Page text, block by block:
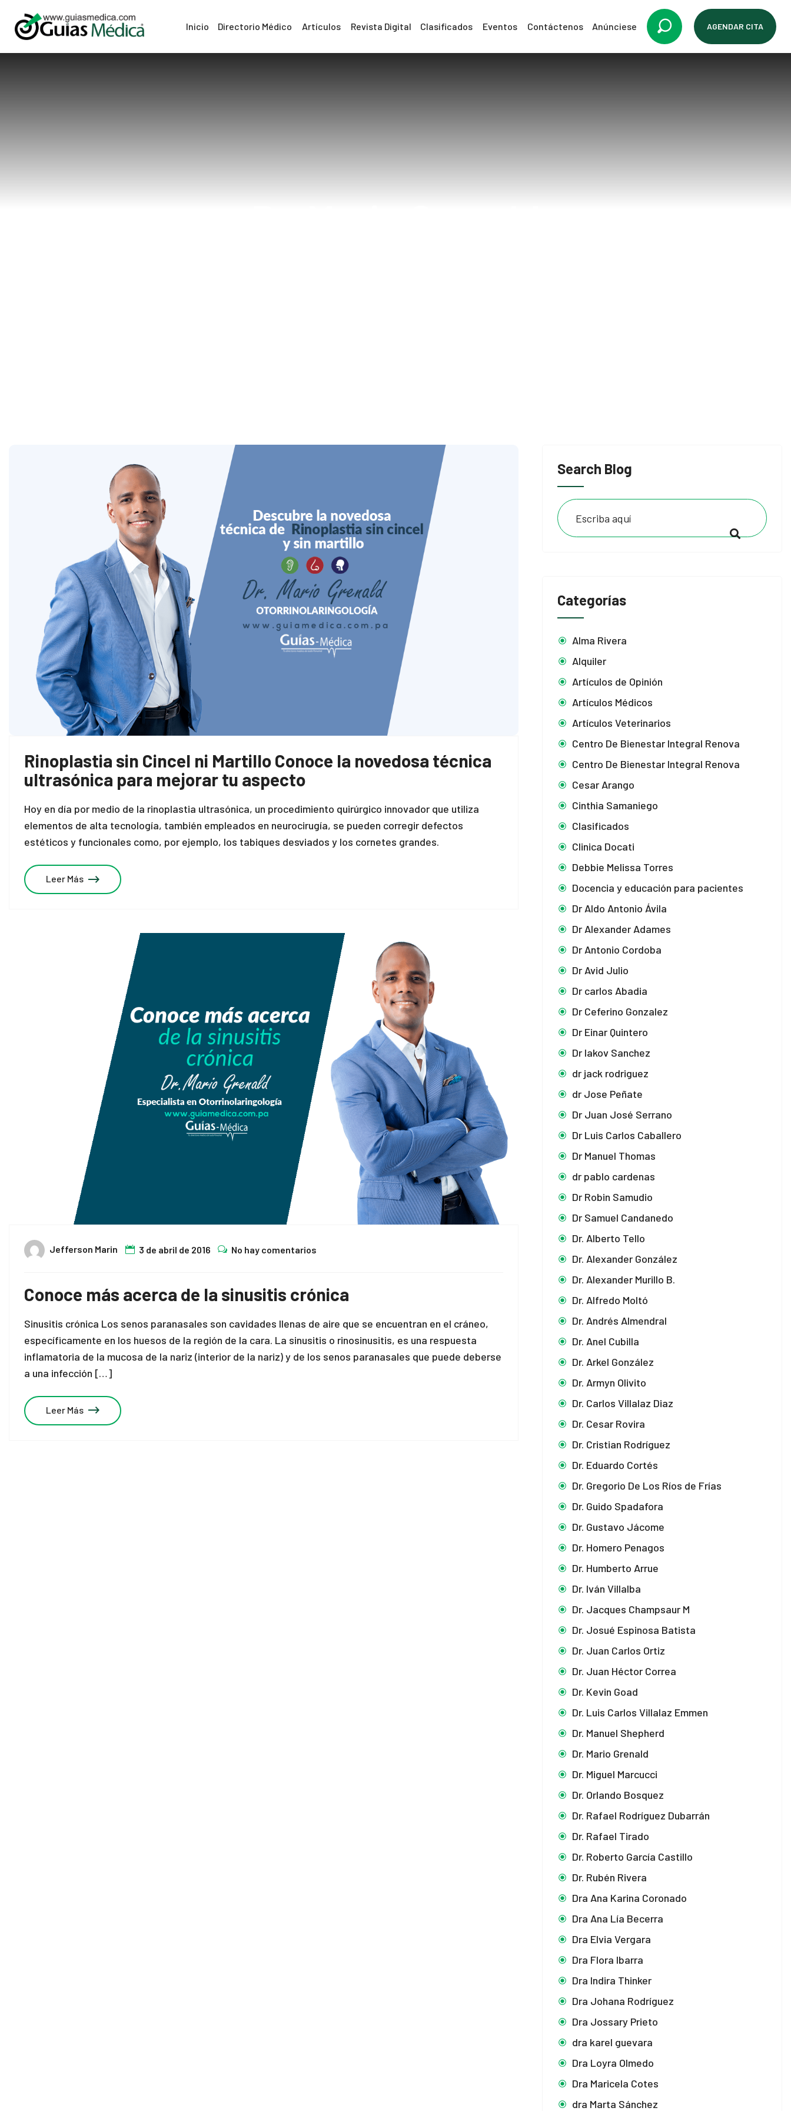
Inicio Directorio Médico Artículos Revista Digital Clasificados Eventos Contáctenos Anúnciese AGENDAR CITA
Search Blog
Categorías
Alma Rivera
Alquiler
Artículos de Opinión
Artículos Médicos
Artículos Veterinarios
Centro De Bienestar Integral Renova
Centro De Bienestar Integral Renova
Cesar Arango
Cinthia Samaniego
Clasificados
Clinica Docati
Debbie Melissa Torres
Docencia y educación para pacientes
Dr Aldo Antonio Ávila
Dr Alexander Adames
Dr Antonio Cordoba
Dr Avid Julio
Dr carlos Abadia
Dr Ceferino Gonzalez
Dr Einar Quintero
Dr Iakov Sanchez
dr jack rodriguez
dr Jose Peñate
Dr Juan José Serrano
Dr Luis Carlos Caballero
Dr Manuel Thomas
dr pablo cardenas
Dr Robin Samudio
Dr Samuel Candanedo
Dr. Alberto Tello
Dr. Alexander González
Dr. Alexander Murillo B.
Dr. Alfredo Moltó
Dr. Andrés Almendral
Dr. Anel Cubilla
Dr. Arkel González
Dr. Armyn Olivito
Dr. Carlos Villalaz Diaz
Dr. Cesar Rovira
Dr. Cristian Rodríguez
Dr. Eduardo Cortés
Dr. Gregorio De Los Ríos de Frías
Dr. Guido Spadafora
Dr. Gustavo Jácome
Dr. Homero Penagos
Dr. Humberto Arrue
Dr. Iván Villalba
Dr. Jacques Champsaur M
Dr. Josué Espinosa Batista
Dr. Juan Carlos Ortiz
Dr. Juan Héctor Correa
Dr. Kevin Goad
Dr. Luis Carlos Villalaz Emmen
Dr. Manuel Shepherd
Dr. Mario Grenald
Dr. Miguel Marcucci
Dr. Orlando Bosquez
Dr. Rafael Rodríguez Dubarrán
Dr. Rafael Tirado
Dr. Roberto García Castillo
Dr. Rubén Rivera
Dra Ana Karina Coronado
Dra Ana Lía Becerra
Dra Elvia Vergara
Dra Flora Ibarra
Dra Indira Thinker
Dra Johana Rodríguez
Dra Jossary Prieto
dra karel guevara
Dra Loyra Olmedo
Dra Maricela Cotes
dra Marta Sánchez
Rinoplastia sin Cincel ni Martillo Conoce la novedosa técnica
ultrasónica para mejorar tu aspecto
Hoy en día por medio de la rinoplastia ultrasónica, un procedimiento quirúrgico innovador que utiliza
elementos de alta tecnología, también empleados en neurocirugía, se pueden corregir defectos
estéticos y funcionales como, por ejemplo, los tabiques desviados y los cornetes grandes.
Leer Más
Jefferson Marin 3 de abril de 2016 No hay comentarios
Conoce más acerca de la sinusitis crónica
Sinusitis crónica Los senos paranasales son cavidades llenas de aire que se encuentran en el cráneo,
específicamente en los huesos de la región de la cara. La sinusitis o rinosinusitis, es una respuesta
inflamatoria de la mucosa de la nariz (interior de la nariz) y de los senos paranasales que puede deberse
a una infección […]
Leer Más